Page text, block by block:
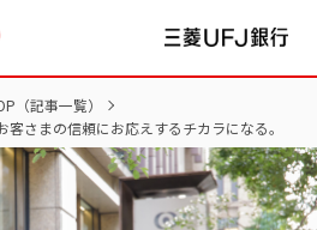
新卒採用
（記事一覧）
さまの信頼にお応えするチカラになる。